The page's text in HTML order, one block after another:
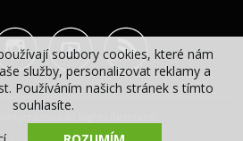
soubory cookies, které nám
služby, personalizovat reklamy a
Používáním našich stránek s tímto
souhlasíte.